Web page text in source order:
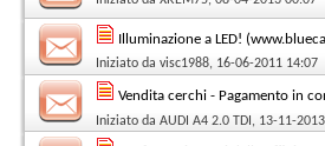
Illuminazione a LED!
Iniziato da visc1988, 16-06-2011 14:07
Vendita cerchi - Pagamento in
Iniziato da AUDI A4 2.0 TDI , 13-11-